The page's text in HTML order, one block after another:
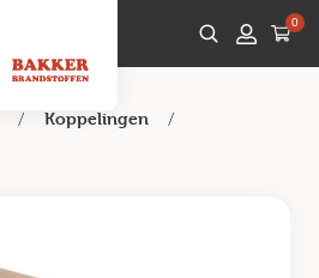
0
/ Koppelingen
/